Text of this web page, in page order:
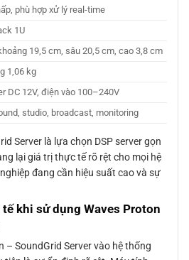
phù hợp xử lý real-time
1U
19,5 cm, sâu 20,5 cm, cao 3,8 cm
1,06 kg
DC 12V, điện vào 100–240V
studio, broadcast, monitoring
Server là lựa chọn DSP server gọn
lại giá trị thực tế rõ rệt cho mọi hệ
đang cần hiệu suất cao và sự
khi sử dụng Waves Proton
– SoundGrid Server vào hệ thống